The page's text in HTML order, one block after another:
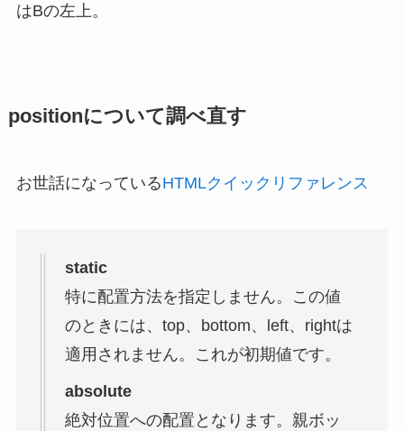
はBの左上。
positionについて調べ直す
お世話になっているHTMLクイックリファレンス
static
特に配置方法を指定しません。この値
のときには、top、bottom、left、rightは
適用されません。これが初期値です。
absolute
絶対位置への配置となります。親ボッ